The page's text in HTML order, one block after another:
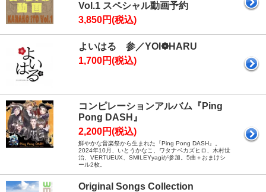
Vol.1 スペシャル動画予約
3,850円(税込)
よいはる 参／YOI❁HARU
1,700円(税込)
コンピレーションアルバム『Ping
Pong DASH』
2,200円(税込)
鮮やかな音楽祭から生まれた『Ping Pong DASH』。
2024年10月、いとうかなこ、ワタナベカズヒロ、木村世
治、VERTUEUX、SMILEYyagiが参加。5曲＋おまけシ
ール2枚。
Original Songs Collection